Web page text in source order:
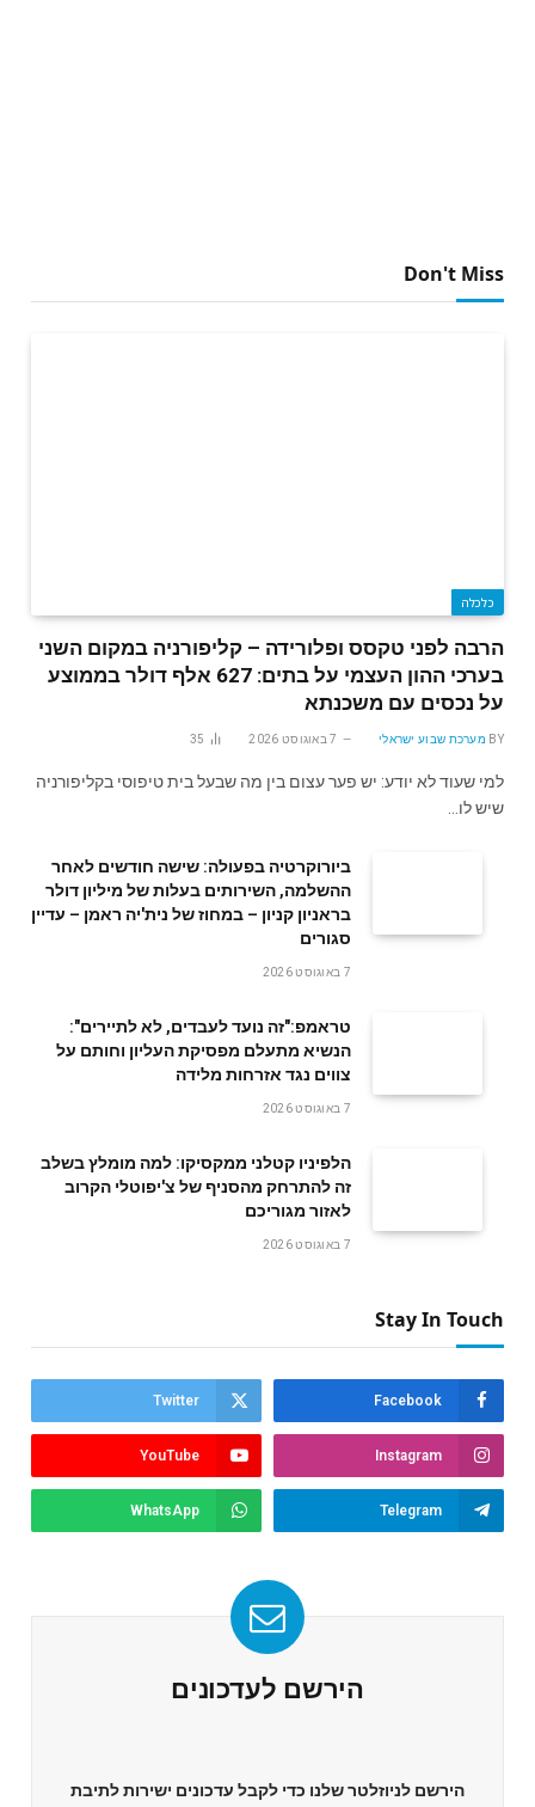
Don't Miss
כלכלה
הרבה לפני טקסס ופלורידה – קליפורניה במקום השני
בערכי ההון העצמי על בתים: 627 אלף דולר בממוצע
על נכסים עם משכנתא
BY מערכת שבוע ישראלי 7 באוגוסט 2026 35
למי שעוד לא יודע: יש פער עצום בין מה שבעל בית טיפוסי בקליפורניה
שיש לו…
ביורוקרטיה בפעולה: שישה חודשים לאחר
ההשלמה, השירותים בעלות של מיליון דולר
בראניון קניון – במחוז של נית'יה ראמן – עדיין
סגורים
7 באוגוסט 2026
טראמפ:"זה נועד לעבדים, לא לתיירים":
הנשיא מתעלם מפסיקת העליון וחותם על
צווים נגד אזרחות מלידה
7 באוגוסט 2026
הלפיניו קטלני ממקסיקו: למה מומלץ בשלב
זה להתרחק מהסניף של צ'יפוטלי הקרוב
לאזור מגוריכם
7 באוגוסט 2026
Stay In Touch
Facebook
Twitter
Instagram
YouTube
Telegram
WhatsApp
הירשם לעדכונים
הירשם לניוזלטר שלנו כדי לקבל עדכונים ישירות לתיבת